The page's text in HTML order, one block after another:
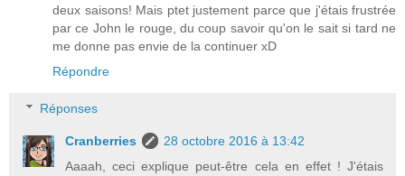
deux saisons! Mais ptet justement parce que j'étais frustrée
par ce John le rouge, du coup savoir qu'on le sait si tard ne
me donne pas envie de la continuer xD
Répondre
Réponses
Cranberries
28 octobre 2016 à 13:42
Aaaah, ceci explique peut-être cela en effet ! J'étais